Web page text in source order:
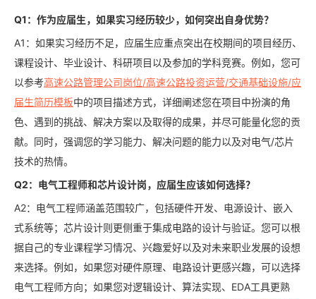
Q1：作为应届生，如果实习经历较少，如何突出自身优势？
A1：如果实习经历不足，应届生应重点突出在校期间的项目经历、
课程设计、毕业设计、科研项目以及参加的学科竞赛。例如，您可
以参考高速公路管理公司岗位/高速公路投资运营/交通基础设施/应
届生简历模板中的项目描述方式，详细阐述您在项目中扮演的角
色、遇到的挑战、解决方案以及取得的成果，并尽可能量化您的贡
献。同时，强调您的学习能力、解决问题的能力以及对电气/芯片
技术的热情。
Q2：电气工程师和芯片设计岗，应届生应该如何选择？
A2：电气工程师涵盖范围较广，包括硬件开发、电源设计、嵌入
式系统等；芯片设计则更侧重于集成电路的设计与验证。您可以根
据自己的专业课程学习情况、兴趣爱好以及对未来职业发展的设想
来选择。例如，如果您对硬件原理、电路设计更感兴趣，可以选择
电气工程师方向；如果您对逻辑设计、算法实现、EDA工具更熟